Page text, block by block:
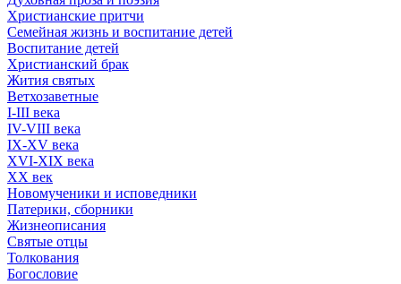
Христианские притчи
Семейная жизнь и воспитание детей
Воспитание детей
Христианский брак
Жития святых
Ветхозаветные
I-III века
IV-VIII века
IX-XV века
XVI-XIX века
XX век
Новомученики и исповедники
Патерики, сборники
Жизнеописания
Святые отцы
Толкования
Богословие